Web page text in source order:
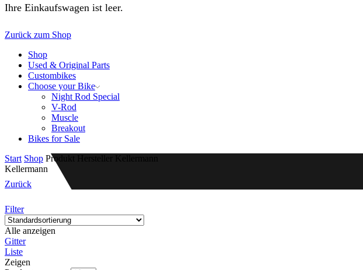
Ihre Einkaufswagen ist leer.
Zurück zum Shop
Shop
Used & Original Parts
Custombikes
Choose your Bike
Night Rod Special
V-Rod
Muscle
Breakout
Bikes for Sale
Start Shop Produkt Hersteller
Kellermann
Kellermann
Zurück
Filter
Alle anzeigen
Gitter
Liste
Zeigen